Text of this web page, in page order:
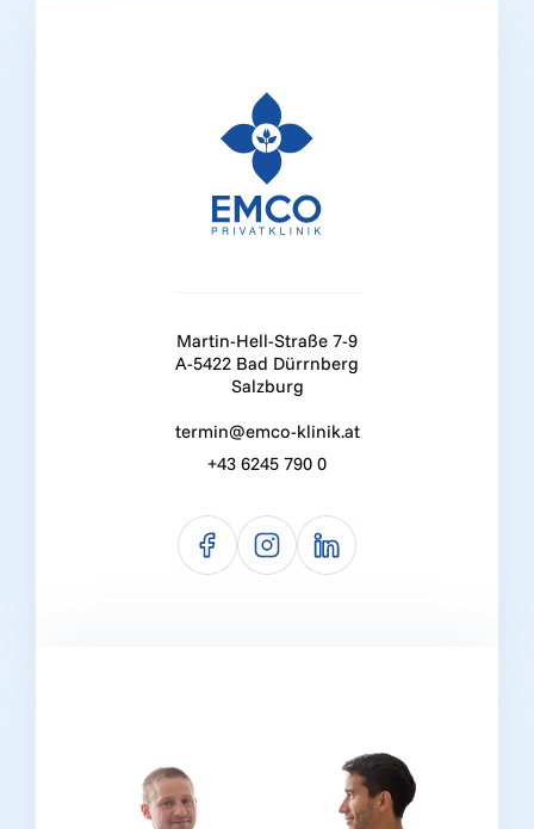
Martin-Hell-Straße 7-9
A-5422 Bad Dürrnberg
Salzburg
termin@emco-klinik.at
+43 6245 790 0